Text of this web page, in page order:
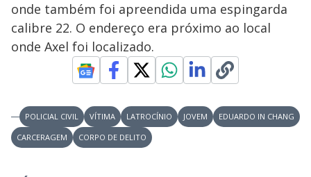
onde também foi apreendida uma espingarda
calibre 22. O endereço era próximo ao local
onde Axel foi localizado.
POLICIAL CIVIL VÍTIMA LATROCÍNIO JOVEM
EDUARDO IN CHANG
CARCERAGEM
CORPO DE DELITO